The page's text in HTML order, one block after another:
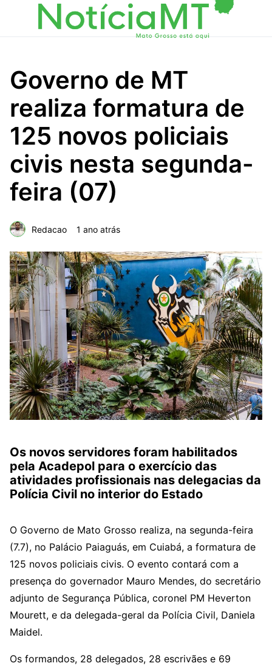
Governo de MT
realiza formatura de
125 novos policiais
civis nesta segunda-
feira (07)
Redacao 1 ano atrás
Os novos servidores foram habilitados
pela Acadepol para o exercício das
atividades profissionais nas delegacias da
Polícia Civil no interior do Estado
O Governo de Mato Grosso realiza, na segunda-feira
(7.7), no Palácio Paiaguás, em Cuiabá, a formatura de
125 novos policiais civis. O evento contará com a
presença do governador Mauro Mendes, do secretário
adjunto de Segurança Pública, coronel PM Heverton
Mourett, e da delegada-geral da Polícia Civil, Daniela
Maidel.
Os formandos, 28 delegados, 28 escrivães e 69